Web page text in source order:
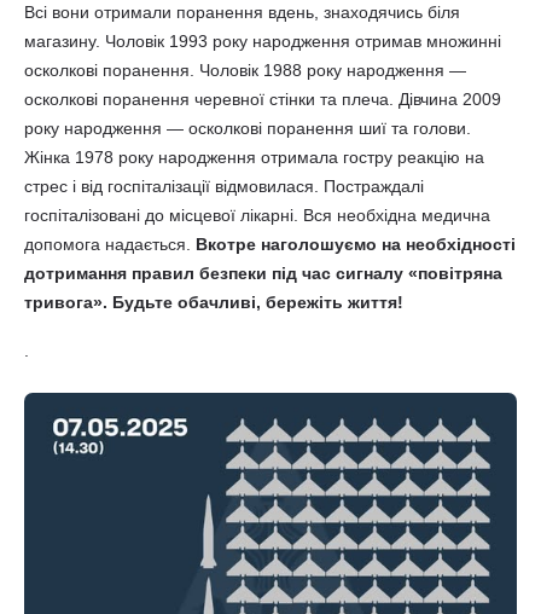
Всі вони отримали поранення вдень, знаходячись біля
магазину. Чоловік 1993 року народження отримав множинні
осколкові поранення. Чоловік 1988 року народження —
осколкові поранення черевної стінки та плеча. Дівчина 2009
року народження — осколкові поранення шиї та голови.
Жінка 1978 року народження отримала гостру реакцію на
стрес і від госпіталізації відмовилася. Постраждалі
госпіталізовані до місцевої лікарні. Вся необхідна медична
допомога надається. Вкотре наголошуємо на необхідності
дотримання правил безпеки під час сигналу «повітряна
тривога». Будьте обачливі, бережіть життя!